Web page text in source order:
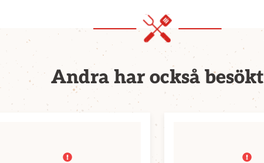
Andra har också besökt